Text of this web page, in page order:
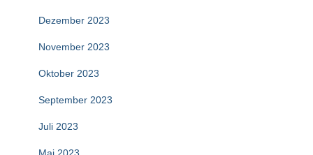
Dezember 2023
November 2023
Oktober 2023
September 2023
Juli 2023